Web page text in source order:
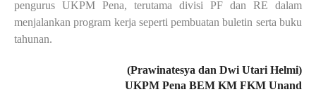
pengurus UKPM Pena, terutama divisi PF dan RE dalam
menjalankan program kerja seperti pembuatan buletin serta buku
tahunan.
(Prawinatesya dan Dwi Utari Helmi)
UKPM Pena BEM KM FKM Unand